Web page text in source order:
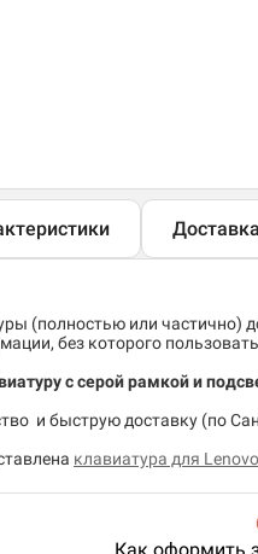
Доставка
(полностью или частично)
без которого
с серой рамкой и
и быструю доставку (по
клавиатура для